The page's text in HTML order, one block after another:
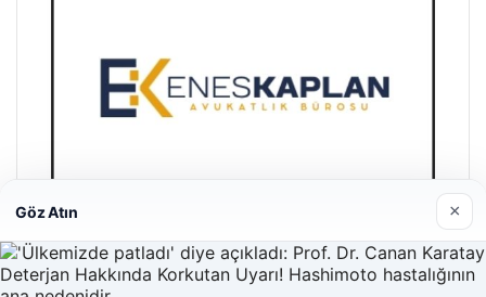
Göz Atın ×